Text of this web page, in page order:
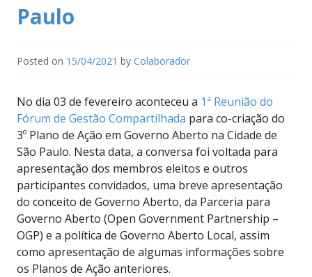
Paulo
Posted on 15/04/2021 by Colaborador
No dia 03 de fevereiro aconteceu a 1ª Reunião do
Fórum de Gestão Compartilhada para co-criação do
3º Plano de Ação em Governo Aberto na Cidade de
São Paulo. Nesta data, a conversa foi voltada para
apresentação dos membros eleitos e outros
participantes convidados, uma breve apresentação
do conceito de Governo Aberto, da Parceria para
Governo Aberto (Open Government Partnership –
OGP) e a política de Governo Aberto Local, assim
como apresentação de algumas informações sobre
os Planos de Ação anteriores.